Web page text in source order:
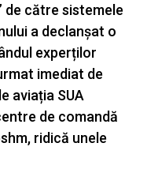
de către sistemele
a declanșat o
experților
imediat de
aviația SUA
de comandă
ridică unele